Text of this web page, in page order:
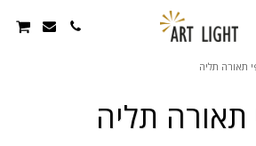
תאורה תליה
תאורה תליה